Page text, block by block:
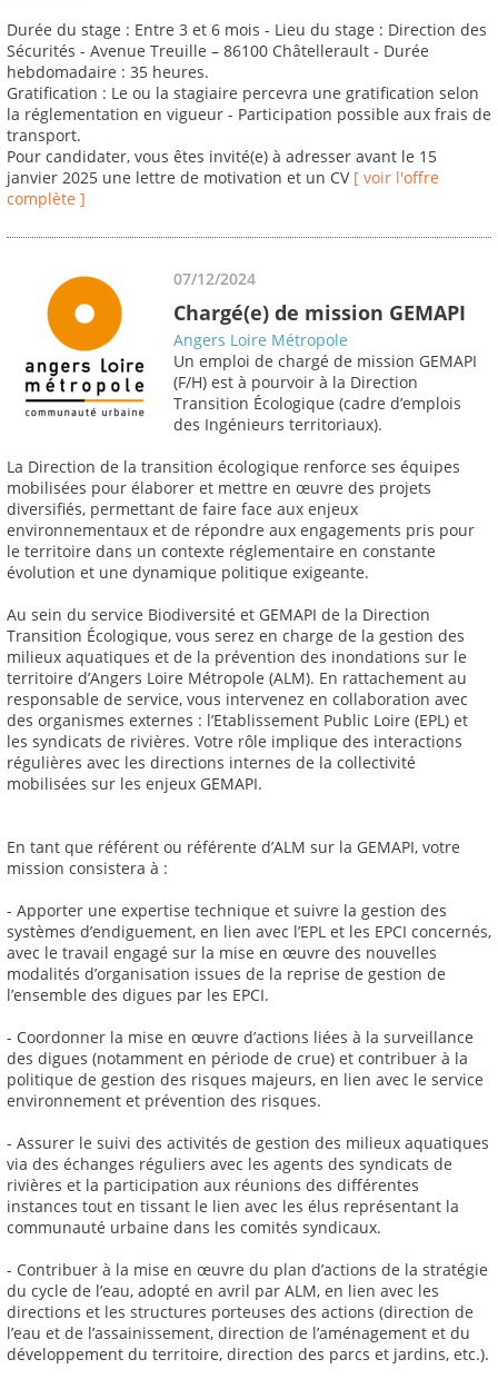
Durée du stage : Entre 3 et 6 mois - Lieu du stage : Direction des
Sécurités - Avenue Treuille – 86100 Châtellerault - Durée
hebdomadaire : 35 heures.
Gratification : Le ou la stagiaire percevra une gratification selon
la réglementation en vigueur - Participation possible aux frais de
transport.
Pour candidater, vous êtes invité(e) à adresser avant le 15
janvier 2025 une lettre de motivation et un CV [ voir l'offre
complète ]
07/12/2024
Chargé(e) de mission GEMAPI
Angers Loire Métropole
Un emploi de chargé de mission GEMAPI
(F/H) est à pourvoir à la Direction
Transition Écologique (cadre d’emplois
des Ingénieurs territoriaux).
La Direction de la transition écologique renforce ses équipes
mobilisées pour élaborer et mettre en œuvre des projets
diversifiés, permettant de faire face aux enjeux
environnementaux et de répondre aux engagements pris pour
le territoire dans un contexte réglementaire en constante
évolution et une dynamique politique exigeante.
Au sein du service Biodiversité et GEMAPI de la Direction
Transition Écologique, vous serez en charge de la gestion des
milieux aquatiques et de la prévention des inondations sur le
territoire d’Angers Loire Métropole (ALM). En rattachement au
responsable de service, vous intervenez en collaboration avec
des organismes externes : l’Etablissement Public Loire (EPL) et
les syndicats de rivières. Votre rôle implique des interactions
régulières avec les directions internes de la collectivité
mobilisées sur les enjeux GEMAPI.
En tant que référent ou référente d’ALM sur la GEMAPI, votre
mission consistera à :
- Apporter une expertise technique et suivre la gestion des
systèmes d’endiguement, en lien avec l’EPL et les EPCI concernés,
avec le travail engagé sur la mise en œuvre des nouvelles
modalités d’organisation issues de la reprise de gestion de
l’ensemble des digues par les EPCI.
- Coordonner la mise en œuvre d’actions liées à la surveillance
des digues (notamment en période de crue) et contribuer à la
politique de gestion des risques majeurs, en lien avec le service
environnement et prévention des risques.
- Assurer le suivi des activités de gestion des milieux aquatiques
via des échanges réguliers avec les agents des syndicats de
rivières et la participation aux réunions des différentes
instances tout en tissant le lien avec les élus représentant la
communauté urbaine dans les comités syndicaux.
- Contribuer à la mise en œuvre du plan d’actions de la stratégie
du cycle de l’eau, adopté en avril par ALM, en lien avec les
directions et les structures porteuses des actions (direction de
l’eau et de l’assainissement, direction de l’aménagement et du
développement du territoire, direction des parcs et jardins, etc.).